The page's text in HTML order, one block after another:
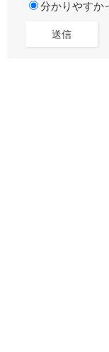
分かりやすか